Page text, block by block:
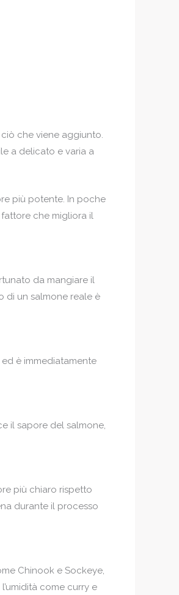
che viene aggiunto.
a delicato e varia a
più potente. In poche
che migliora il
da mangiare il
di un salmone reale è
è immediatamente
il sapore del salmone,
più chiaro rispetto
durante il processo
Chinook e Sockeye,
come curry e